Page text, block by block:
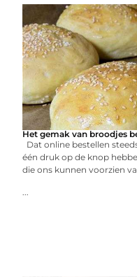
Het gemak van broodjes
Dat online bestellen
één druk op de knop
die ons kunnen voorzien
...